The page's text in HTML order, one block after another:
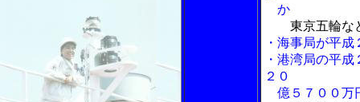
か
東京五輪な
・海事局が平
・港湾局の平
２０
億５７００万